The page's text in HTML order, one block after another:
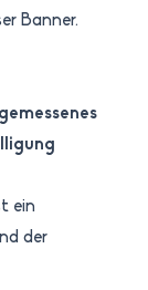
Banner.
ein
der